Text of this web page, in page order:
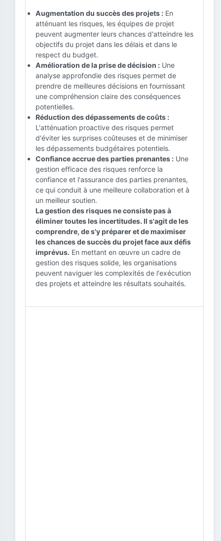
Augmentation du succès des projets : En
atténuant les risques, les équipes de projet
peuvent augmenter leurs chances d'atteindre les
objectifs du projet dans les délais et dans le
respect du budget.
Amélioration de la prise de décision : Une
analyse approfondie des risques permet de
prendre de meilleures décisions en fournissant
une compréhension claire des conséquences
potentielles.
Réduction des dépassements de coûts :
L'atténuation proactive des risques permet
d'éviter les surprises coûteuses et de minimiser
les dépassements budgétaires potentiels.
Confiance accrue des parties prenantes : Une
gestion efficace des risques renforce la
confiance et l'assurance des parties prenantes,
ce qui conduit à une meilleure collaboration et à
un meilleur soutien.
La gestion des risques ne consiste pas à
éliminer toutes les incertitudes. Il s'agit de les
comprendre, de s'y préparer et de maximiser
les chances de succès du projet face aux défis
imprévus. En mettant en œuvre un cadre de
gestion des risques solide, les organisations
peuvent naviguer les complexités de l'exécution
des projets et atteindre les résultats souhaités.